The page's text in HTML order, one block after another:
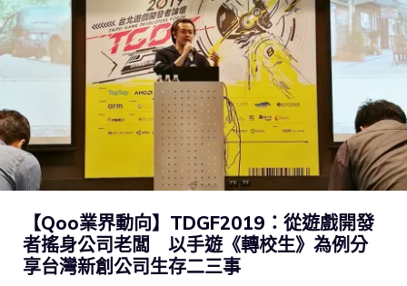
【Qoo業界動向】TDGF2019：從遊戲開發
者搖身公司老闆 以手遊《轉校生》為例分
享台灣新創公司生存二三事